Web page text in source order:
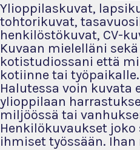
Ylioppilaskuvat,
tohtorikuvat,
henkilöstökuvat, CV-
Kuvaan mielelläni
kotistudiossani että
kotiinne tai työpaikalle.
Halutessa voin kuvata
ylioppilaan
miljöössä tai
Henkilökuvaukset
ihmiset työssään.